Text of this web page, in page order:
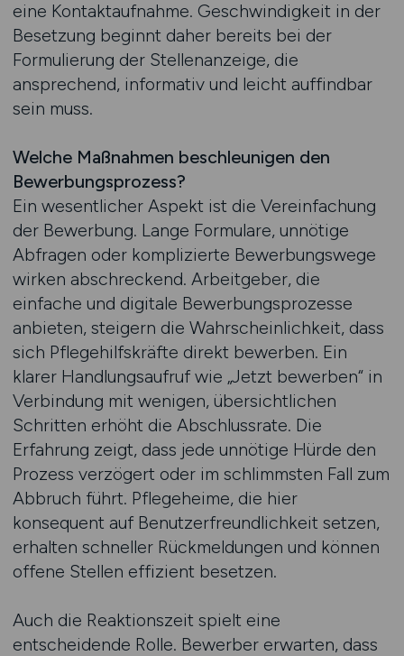
eine Kontaktaufnahme. Geschwindigkeit in der
Besetzung beginnt daher bereits bei der
Formulierung der Stellenanzeige, die
ansprechend, informativ und leicht auffindbar
sein muss.
Welche Maßnahmen beschleunigen den
Bewerbungsprozess?
Ein wesentlicher Aspekt ist die Vereinfachung
der Bewerbung. Lange Formulare, unnötige
Abfragen oder komplizierte Bewerbungswege
wirken abschreckend. Arbeitgeber, die
einfache und digitale Bewerbungsprozesse
anbieten, steigern die Wahrscheinlichkeit, dass
sich Pflegehilfskräfte direkt bewerben. Ein
klarer Handlungsaufruf wie „Jetzt bewerben“ in
Verbindung mit wenigen, übersichtlichen
Schritten erhöht die Abschlussrate. Die
Erfahrung zeigt, dass jede unnötige Hürde den
Prozess verzögert oder im schlimmsten Fall zum
Abbruch führt. Pflegeheime, die hier
konsequent auf Benutzerfreundlichkeit setzen,
erhalten schneller Rückmeldungen und können
offene Stellen effizient besetzen.
Auch die Reaktionszeit spielt eine
entscheidende Rolle. Bewerber erwarten, dass